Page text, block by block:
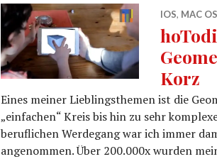
IOS, MAC
Korz
Eines meiner Lieblingsthemen ist die
„einfachen“ Kreis bis hin zu sehr
beruflichen Werdegang war ich immer
angenommen. Über 200.000x wurden